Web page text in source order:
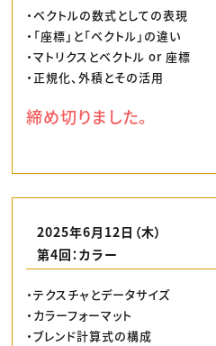
・ベクトルの数式としての表現
・「座標」と「ベクトル」の違い
・マトリクスとベクトル or 座標
・正規化、外積とその活用
締め切りました。
2025年6月12日（木）
第4回：カラー
・テクスチャとデータサイズ
・カラーフォーマット
・ブレンド計算式の構成